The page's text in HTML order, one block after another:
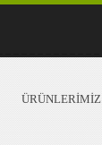
ÜRÜNLERİMİZ